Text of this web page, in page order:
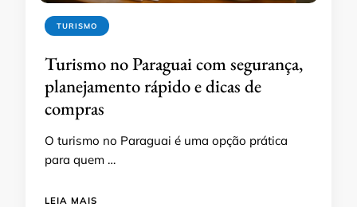
TURISMO
Turismo no Paraguai com segurança,
planejamento rápido e dicas de
compras
O turismo no Paraguai é uma opção prática
para quem …
LEIA MAIS